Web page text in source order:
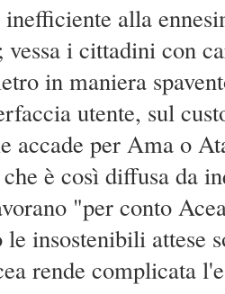
alla
i cittadini con
in maniera
utente, sul
accade per Ama o
è così diffusa da
"per conto
insostenibili attese
rende complicata